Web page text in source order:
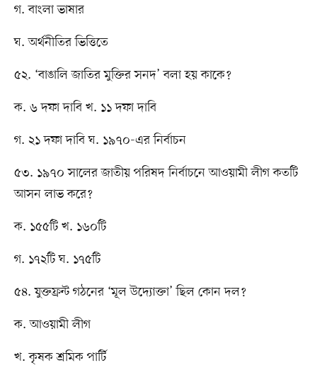
গ. বাংলা ভাষার
ঘ. অর্থনীতির ভিত্তিতে
৫২. ‘বাঙালি জাতির মুক্তির সনদ’ বলা হয় কাকে?
ক. ৬ দফা দাবি খ. ১১ দফা দাবি
গ. ২১ দফা দাবি ঘ. ১৯৭০-এর নির্বাচন
৫৩. ১৯৭০ সালের জাতীয় পরিষদ নির্বাচনে আওয়ামী লীগ কতটি
আসন লাভ করে?
ক. ১৫৫টি খ. ১৬০টি
গ. ১৭২টি ঘ. ১৭৫টি
৫৪. যুক্তফ্রন্ট গঠনের ‘মূল উদ্যোক্তা’ ছিল কোন দল?
ক. আওয়ামী লীগ
খ. কৃষক শ্রমিক পার্টি